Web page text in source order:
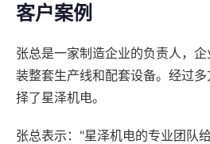
客户案例
张总是一家制造企业的负责人，
装整套生产线和配套设备。经过
择了星泽机电。
张总表示："星泽机电的专业团队